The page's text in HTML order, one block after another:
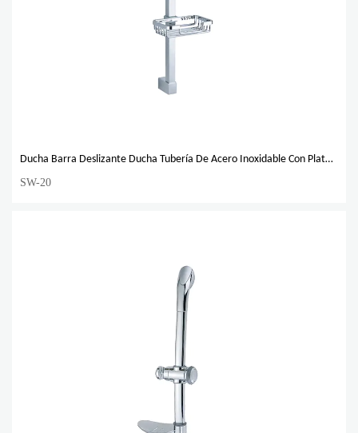
Ducha Barra Deslizante Ducha Tubería De Acero Inoxidable Con Plato Cromado
SW-20